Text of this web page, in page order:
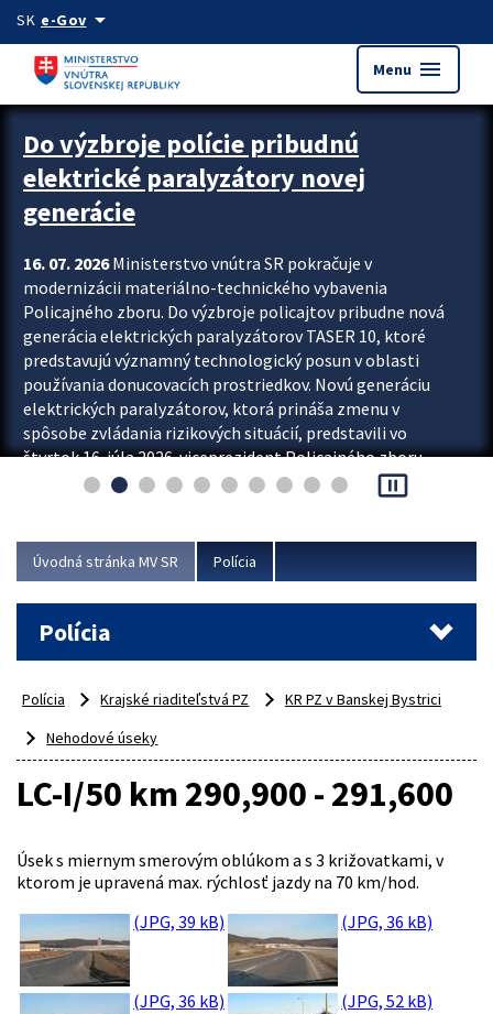
Preskocit na hlavný obsah
SK e-Govarrow_drop_down
Menu menu
Zastavit automatický posun upútavok
Do výzbroje polície pribudnú
elektrické paralyzátory novej
generácie
16. 07. 2026Ministerstvo vnútra SR pokračuje v
modernizácii materiálno-technického vybavenia
Policajného zboru. Do výzbroje policajtov pribudne nová
generácia elektrických paralyzátorov TASER 10, ktoré
predstavujú významný technologický posun v oblasti
používania donucovacích prostriedkov. Novú generáciu
elektrických paralyzátorov, ktorá prináša zmenu v
spôsobe zvládania rizikových situácií, predstavili vo
štvrtok 16. júla 2026 viceprezident Policajného zboru
Rastislav Polakovič a riaditeľ odboru výcviku...
pause_presentation
Úvodná stránka MV SR Polícia
Polícia
Polícia Krajské riaditeľstvá PZ
KR PZ v Banskej Bystrici
Nehodové úseky
LC-I/50 km 290,900 - 291,600
Úsek s miernym smerovým oblúkom a s 3 križovatkami, v
ktorom je upravená max. rýchlosť jazdy na 70 km/hod.
(JPG, 39 kB)
(JPG, 36 kB)
(JPG, 36 kB) (JPG, 52 kB)